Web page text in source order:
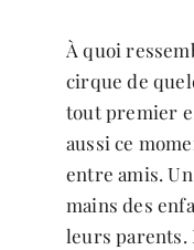
À quoi
cirque de
tout premier
aussi ce
entre amis.
mains des
leurs parents.